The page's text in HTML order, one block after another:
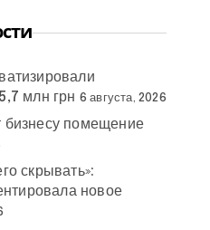
млн грн 6 августа, 2026
бизнесу помещение
скрывать»:
новое